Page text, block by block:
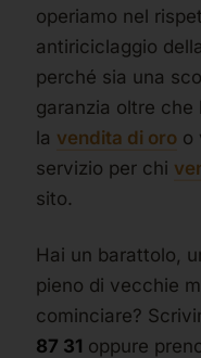
operiamo nel
antiriciclaggio
perché sia una
garanzia oltre che
la vendita di oro o
servizio per chi
sito.
Hai un barattolo,
pieno di vecchie
cominciare?
87 31 oppure